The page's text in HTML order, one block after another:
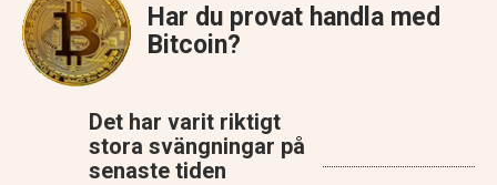
Har du provat handla med
Bitcoin?
Det har varit riktigt
stora svängningar på
senaste tiden